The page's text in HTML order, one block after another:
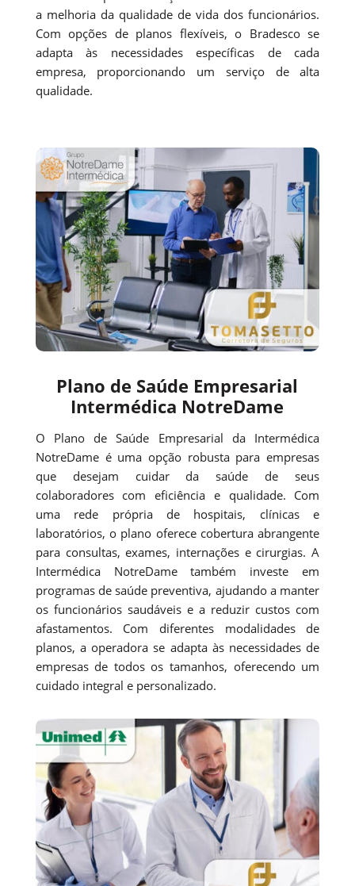
a melhoria da qualidade de vida dos funcionários.
Com opções de planos flexíveis, o Bradesco se
adapta às necessidades específicas de cada
empresa, proporcionando um serviço de alta
qualidade.
Plano de Saúde Empresarial
Intermédica NotreDame
O Plano de Saúde Empresarial da Intermédica
NotreDame é uma opção robusta para empresas
que desejam cuidar da saúde de seus
colaboradores com eficiência e qualidade. Com
uma rede própria de hospitais, clínicas e
laboratórios, o plano oferece cobertura abrangente
para consultas, exames, internações e cirurgias. A
Intermédica NotreDame também investe em
programas de saúde preventiva, ajudando a manter
os funcionários saudáveis e a reduzir custos com
afastamentos. Com diferentes modalidades de
planos, a operadora se adapta às necessidades de
empresas de todos os tamanhos, oferecendo um
cuidado integral e personalizado.